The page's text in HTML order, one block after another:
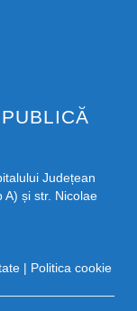
Județean
A) și str. Nicolae
| Politica cookie